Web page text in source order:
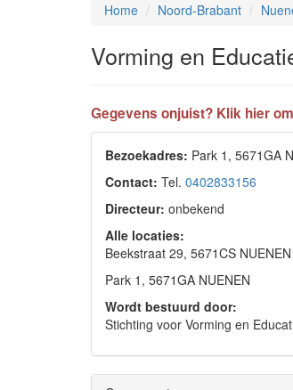
Home Noord-Brabant
Vorming en
Gegevens onjuist? Klik hier
Bezoekadres: Park 1, 5671GA
Contact: Tel. 0402833156
Directeur: onbekend
Alle locaties:
Beekstraat 29, 5671CS NUENEN
Park 1, 5671GA NUENEN
Wordt bestuurd door:
Stichting voor Vorming en